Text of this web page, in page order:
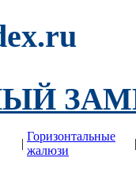
|
Горизонтальные
жалюзи
|